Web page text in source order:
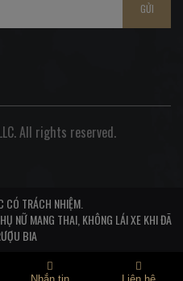
GỬI
All rights reserved.
TRÁCH NHIỆM.
NỮ MANG THAI, KHÔNG LÁI XE KHI ĐÃ
BIA